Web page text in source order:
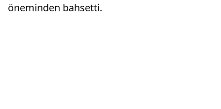
öneminden bahsetti.